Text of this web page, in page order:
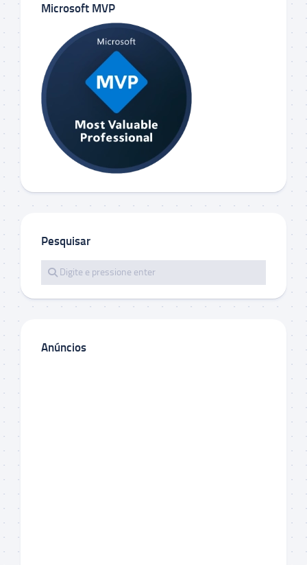
Microsoft MVP
Pesquisar
Anúncios